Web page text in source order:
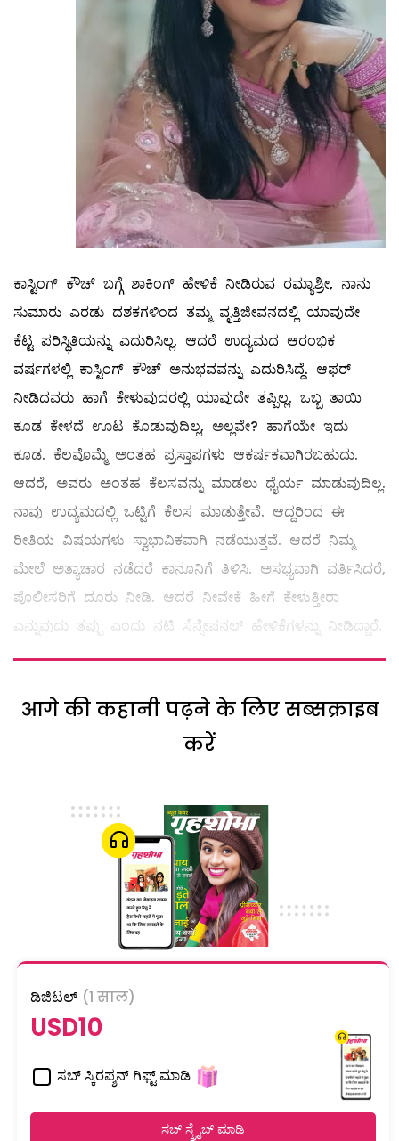
ಕಾಸ್ಟಿಂಗ್ ಕೌಚ್ ಬಗ್ಗೆ ಶಾಕಿಂಗ್ ಹೇಳಿಕೆ ನೀಡಿರುವ ರಮ್ಯಾಶ್ರೀ, ನಾನು
ಸುಮಾರು ಎರಡು ದಶಕಗಳಿಂದ ತಮ್ಮ ವೃತ್ತಿಜೀವನದಲ್ಲಿ ಯಾವುದೇ
ಕೆಟ್ಟ ಪರಿಸ್ಥಿತಿಯನ್ನು ಎದುರಿಸಿಲ್ಲ. ಆದರೆ ಉದ್ಯಮದ ಆರಂಭಿಕ
ವರ್ಷಗಳಲ್ಲಿ ಕಾಸ್ಟಿಂಗ್ ಕೌಚ್ ಅನುಭವವನ್ನು ಎದುರಿಸಿದ್ದೆ. ಆಫರ್‌
ನೀಡಿದವರು ಹಾಗೆ ಕೇಳುವುದರಲ್ಲಿ ಯಾವುದೇ ತಪ್ಪಿಲ್ಲ. ಒಬ್ಬ ತಾಯಿ
ಕೂಡ ಕೇಳದೆ ಊಟ ಕೊಡುವುದಿಲ್ಲ, ಅಲ್ಲವೇ? ಹಾಗೆಯೇ ಇದು
ಕೂಡ. ಕೆಲವೊಮ್ಮೆ ಅಂತಹ ಪ್ರಸ್ತಾಪಗಳು ಆಕರ್ಷಕವಾಗಿರಬಹುದು.
ಆದರೆ, ಅವರು ಅಂತಹ ಕೆಲಸವನ್ನು ಮಾಡಲು ಧೈರ್ಯ ಮಾಡುವುದಿಲ್ಲ.
ನಾವು ಉದ್ಯಮದಲ್ಲಿ ಒಟ್ಟಿಗೆ ಕೆಲಸ ಮಾಡುತ್ತೇವೆ. ಆದ್ದರಿಂದ ಈ
ರೀತಿಯ ವಿಷಯಗಳು ಸ್ವಾಭಾವಿಕವಾಗಿ ನಡೆಯುತ್ತವೆ. ಆದರೆ ನಿಮ್ಮ
ಮೇಲೆ ಅತ್ಯಾಚಾರ ನಡೆದರೆ ಕಾನೂನಿಗೆ ತಿಳಿಸಿ. ಅಸಭ್ಯವಾಗಿ ವರ್ತಿಸಿದರೆ,
ಪೊಲೀಸರಿಗೆ ದೂರು ನೀಡಿ. ಆದರೆ ನೀವೇಕೆ ಹೀಗೆ ಕೇಳುತ್ತೀರಾ
ಎನ್ನುವುದು ತಪ್ಪು ಎಂದು ನಟಿ ಸೆನ್ಸೇಷನಲ್‌ ಹೇಳಿಕೆಗಳನ್ನು ನೀಡಿದ್ದಾರೆ.
आगे की कहानी पढ़ने के लिए सब्सक्राइब
करें
ಡಿಜಿಟಲ್ (1 साल)
USD10
ಸಬ್ ಸ್ಕಿರಪ್ಶನ್ ಗಿಫ್ಟ್ ಮಾಡಿ
ಸಬ್ ಸ್ಕ್ರೈಬ್ ಮಾಡಿ